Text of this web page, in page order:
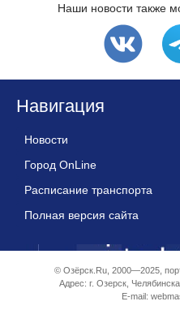
Наши новости также
Навигация
Новости
Город OnLine
Расписание транспорта
Полная версия сайта
© Озёрск.Ru, 2000—2025,
Адрес: г. Озерск,
E-mail: